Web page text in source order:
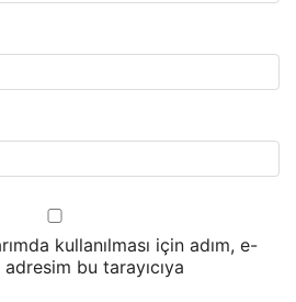
kullanılması için adım, e-
bu tarayıcıya